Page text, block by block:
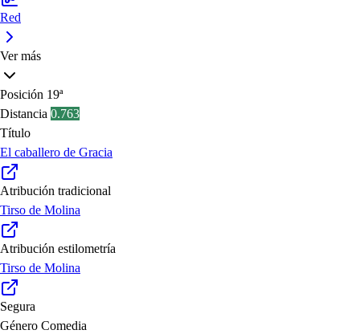
Red
Ver más
Posición 19ª
Distancia 0.763
Título
El caballero de Gracia
Atribución tradicional
Tirso de Molina
Atribución estilometría
Tirso de Molina
Segura
Género Comedia